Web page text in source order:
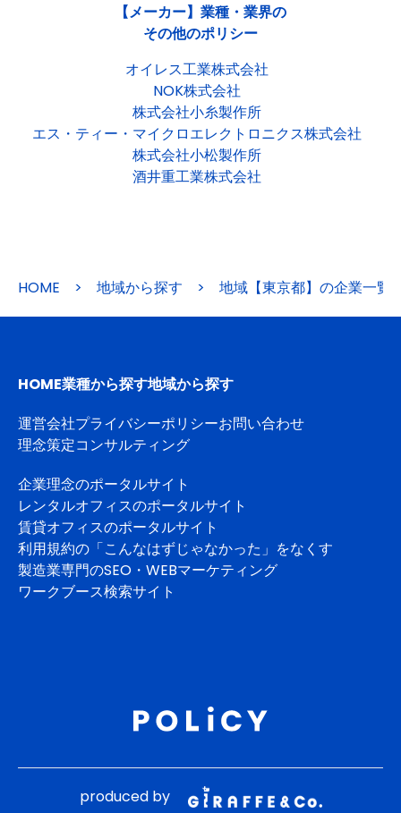
【メーカー】業種・業界の
その他のポリシー
オイレス工業株式会社
NOK株式会社
株式会社小糸製作所
エス・ティー・マイクロエレクトロニクス株式会社
株式会社小松製作所
酒井重工業株式会社
HOME > 地域から探す > 地域【東京都】の企業一覧
HOME業種から探す地域から探す
運営会社プライバシーポリシーお問い合わせ
理念策定コンサルティング
企業理念のポータルサイト
レンタルオフィスのポータルサイト
賃貸オフィスのポータルサイト
利用規約の「こんなはずじゃなかった」をなくす
製造業専門のSEO・WEBマーケティング
ワークブース検索サイト
produced by